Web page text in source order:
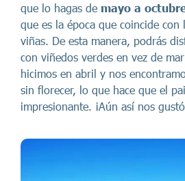
que lo hagas de mayo a
que es la época que coincide con
viñas. De esta manera, podrás
con viñedos verdes en vez de
hicimos en abril y nos
sin florecer, lo que hace que el
impresionante. ¡Aún así nos